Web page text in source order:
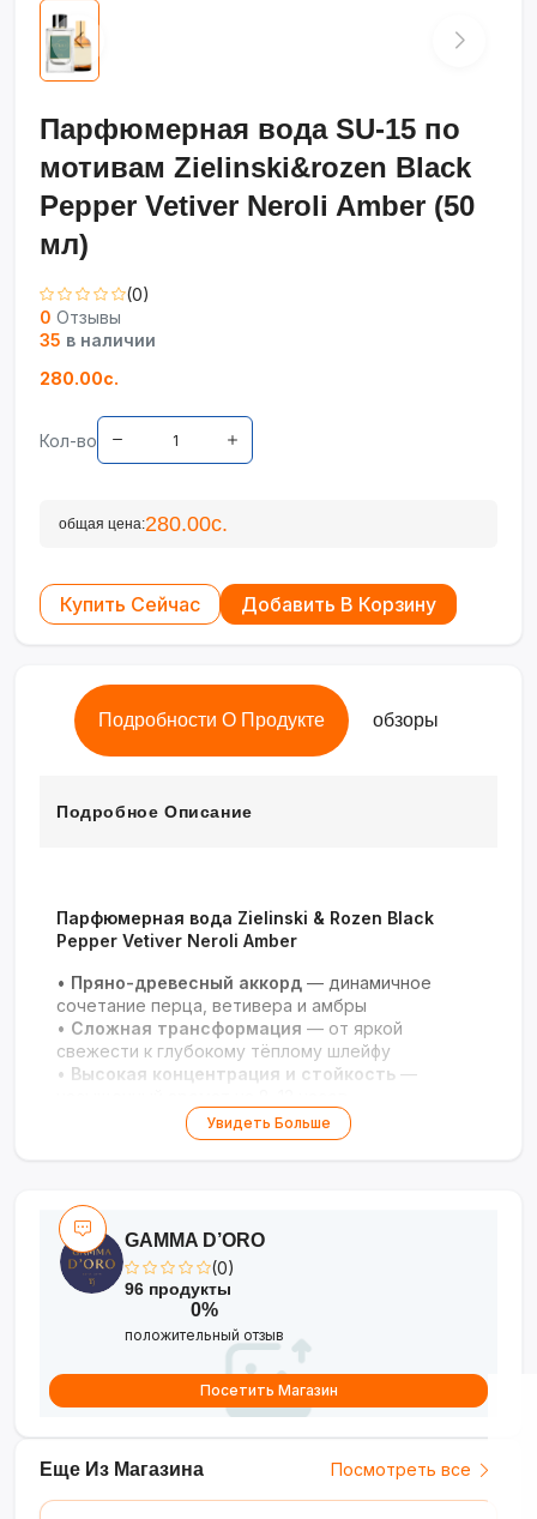
Парфюмерная вода SU-15 по
мотивам Zielinski&rozen Black
Pepper Vetiver Neroli Amber (50
мл)
(0)
0 Отзывы
35 в наличии
280.00с.
Кол-во
общая цена:280.00с.
Купить Сейчас Добавить В Корзину
Подробности О Продукте обзоры
Подробное Описание
Парфюмерная вода Zielinski & Rozen Black
Pepper Vetiver Neroli Amber
• Пряно-древесный аккорд — динамичное
сочетание перца, ветивера и амбры
• Сложная трансформация — от яркой
свежести к глубокому тёплому шлейфу
• Высокая концентрация и стойкость —
Элитарный статус— выбор знаменитостей и
награды в мире парфюмерии
Увидеть Больше
Еще Из Магазина Посмотреть все
GAMMA D’ORO
(0)
96 продукты
0%
положительный отзыв
Посетить Магазин